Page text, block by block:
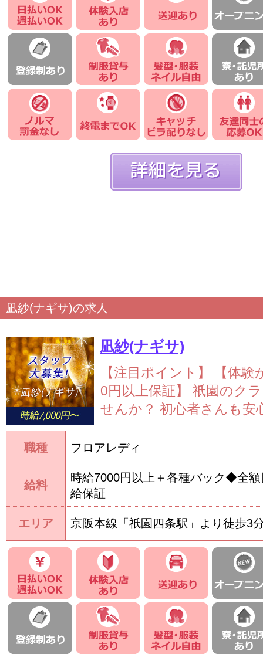
凪紗(ナギサ)の求人
凪紗(ナギサ)
職種 フロアレディ
給料
時給7000円以上＋各種バック◆全
給保証
エリア 京阪本線「祇園四条駅」より徒歩3
【注目ポイント】
【体験
0円以上保証】 祇園のク
せんか？ 初心者さんも安